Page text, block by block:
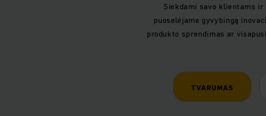
Siekdami savo klientams
puoselėjame gyvybingą
produkto sprendimas ar
TVARUMAS